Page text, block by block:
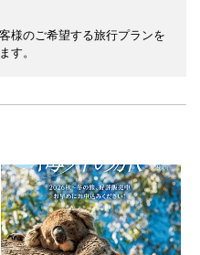
様のご希望する旅行プランを
す。